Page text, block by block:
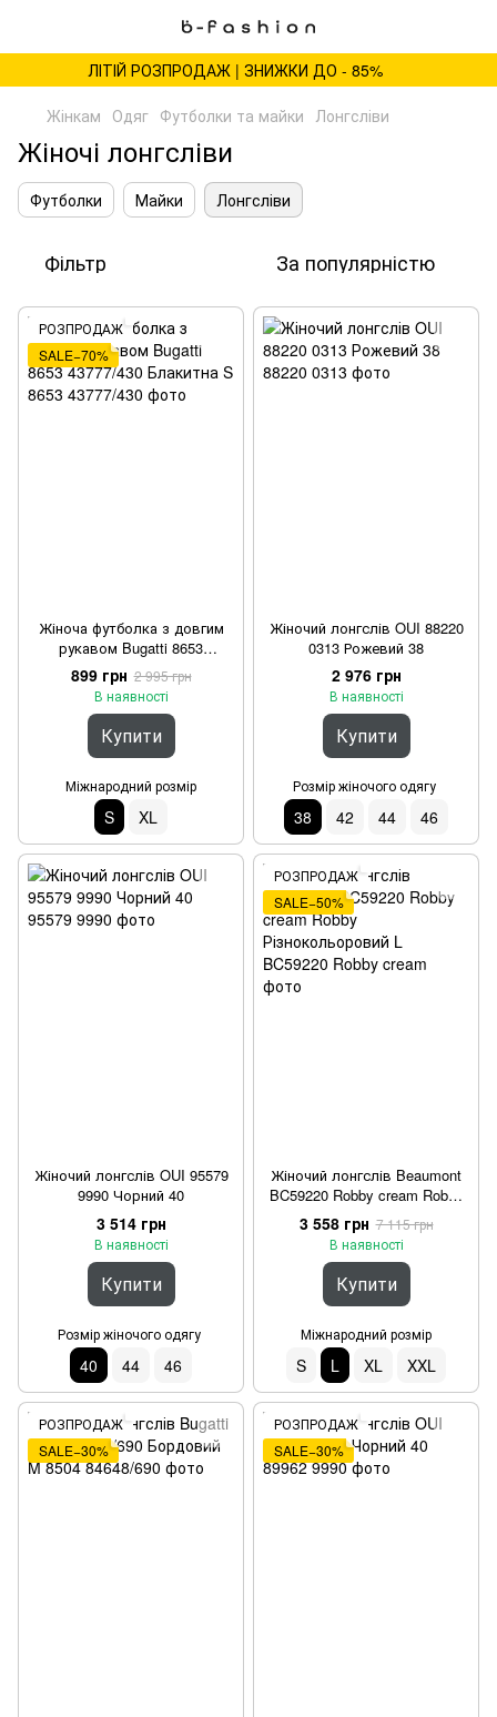
ЛІТІЙ РОЗПРОДАЖ | ЗНИЖКИ ДО - 85%
Жінкам Одяг Футболки та майки Лонгсліви
Жіночі лонгсліви
Футболки Майки Лонгсліви
Фільтр За популярністю
РОЗПРОДАЖ
SALE−70%
Жіноча футболка з довгим
рукавом Bugatti 8653
43777/430 Блакитна S
899 грн 2 995 грн
В наявності
Купити
Міжнародний розмір
S XL
Жіночий лонгслів OUI 88220
0313 Рожевий 38
2 976 грн
В наявності
Купити
Розмір жіночого одягу
38 42 44 46
Жіночий лонгслів OUI 95579
9990 Чорний 40
3 514 грн
В наявності
Купити
Розмір жіночого одягу
40 44 46
РОЗПРОДАЖ
SALE−50%
Жіночий лонгслів Beaumont
BC59220 Robby cream Robby
Різнокольоровий L
3 558 грн 7 115 грн
В наявності
Купити
Міжнародний розмір
S L XL XXL
РОЗПРОДАЖ
SALE−30%
РОЗПРОДАЖ
SALE−30%